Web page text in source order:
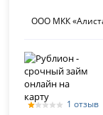
ООО МКК
1 отзыв